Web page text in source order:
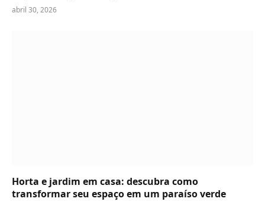
abril 30, 2026
Horta e jardim em casa: descubra como
transformar seu espaço em um paraíso verde